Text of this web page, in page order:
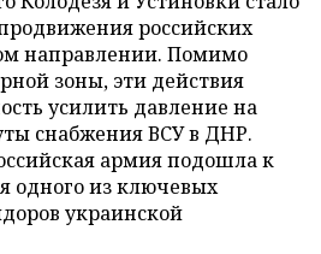
российских
направлении. Помимо
зоны, эти действия
усилить давление на
снабжения ВСУ в ДНР.
армия подошла к
одного из ключевых
украинской